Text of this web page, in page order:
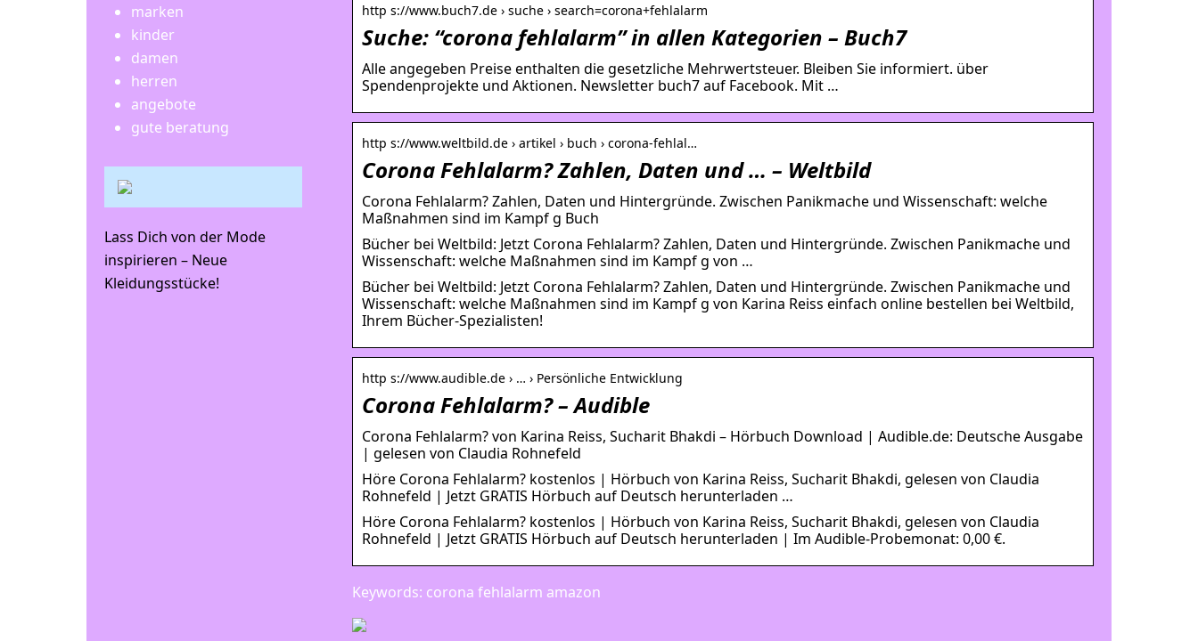
http s://www.buch7.de › suche › search=corona+fehlalarm
Suche: “corona fehlalarm” in allen Kategorien – Buch7
Alle angegeben Preise enthalten die gesetzliche Mehrwertsteuer. Bleiben Sie informiert. über
Spendenprojekte und Aktionen. Newsletter buch7 auf Facebook. Mit …
http s://www.weltbild.de › artikel › buch › corona-fehlal…
Corona Fehlalarm? Zahlen, Daten und … – Weltbild
Corona Fehlalarm? Zahlen, Daten und Hintergründe. Zwischen Panikmache und Wissenschaft: welche
Maßnahmen sind im Kampf g Buch
Bücher bei Weltbild: Jetzt Corona Fehlalarm? Zahlen, Daten und Hintergründe. Zwischen Panikmache und
Wissenschaft: welche Maßnahmen sind im Kampf g von …
Bücher bei Weltbild: Jetzt Corona Fehlalarm? Zahlen, Daten und Hintergründe. Zwischen Panikmache und
Wissenschaft: welche Maßnahmen sind im Kampf g von Karina Reiss einfach online bestellen bei Weltbild,
Ihrem Bücher-Spezialisten!
http s://www.audible.de › … › Persönliche Entwicklung
Corona Fehlalarm? – Audible
Corona Fehlalarm? von Karina Reiss, Sucharit Bhakdi – Hörbuch Download | Audible.de: Deutsche Ausgabe
| gelesen von Claudia Rohnefeld
Höre Corona Fehlalarm? kostenlos | Hörbuch von Karina Reiss, Sucharit Bhakdi, gelesen von Claudia
Rohnefeld | Jetzt GRATIS Hörbuch auf Deutsch herunterladen …
Höre Corona Fehlalarm? kostenlos | Hörbuch von Karina Reiss, Sucharit Bhakdi, gelesen von Claudia
Rohnefeld | Jetzt GRATIS Hörbuch auf Deutsch herunterladen | Im Audible-Probemonat: 0,00 €.
Keywords: corona fehlalarm amazon
marken
kinder
damen
herren
angebote
gute beratung
Lass Dich von der Mode
inspirieren – Neue
Kleidungsstücke!